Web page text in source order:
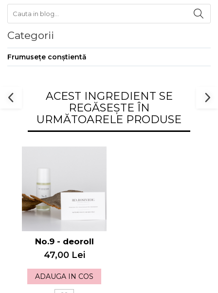
Categorii
Frumusețe conștientă
ACEST INGREDIENT SE
REGĂSEȘTE ÎN
URMĂTOARELE PRODUSE
No.9 - deoroll
47,00 Lei
ADAUGA IN COS